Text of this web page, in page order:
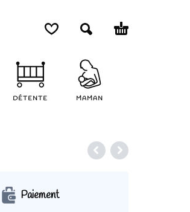
DÉTENTE MAMAN
Paiement